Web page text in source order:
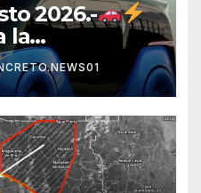
2026.-
la
con
junto al